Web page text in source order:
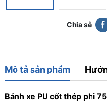
Chia sẻ
Mô tả sản phẩm
Bánh xe PU cốt thép phi